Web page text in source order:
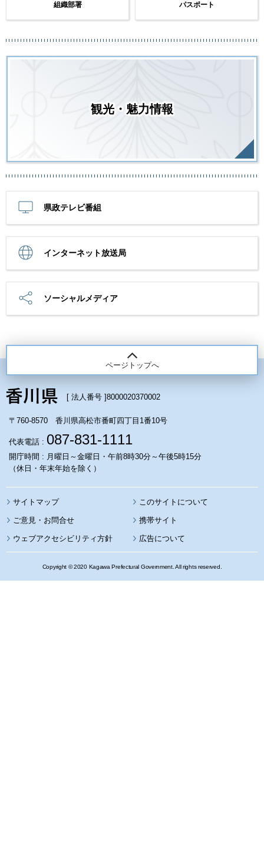
組織部署 パスポート
観光・魅力情報
県政テレビ番組
インターネット放送局
ソーシャルメディア
ページトップへ
[ 法人番号 ]8000020370002
〒760-8570 香川県高松市番町四丁目1番10号
代表電話 : 087-831-1111
開庁時間 : 月曜日～金曜日・午前8時30分～午後5時15分
（休日・年末年始を除く）
サイトマップ このサイトについて
携帯サイト
ウェブアクセシビリティ方針 広告について
Copyright © 2020 Kagawa Prefectural Government. All rights reserved.